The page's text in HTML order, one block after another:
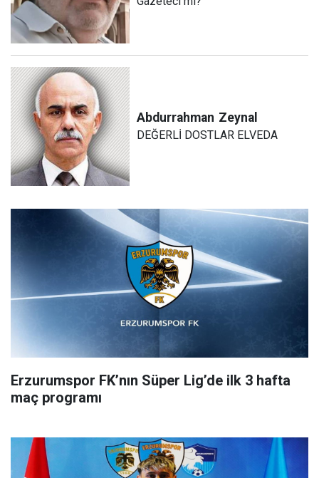
Abdurrahman Zeynal
DEĞERLİ DOSTLAR ELVEDA
Erzurumspor FK’nın Süper Lig’de ilk 3 hafta
maç programı